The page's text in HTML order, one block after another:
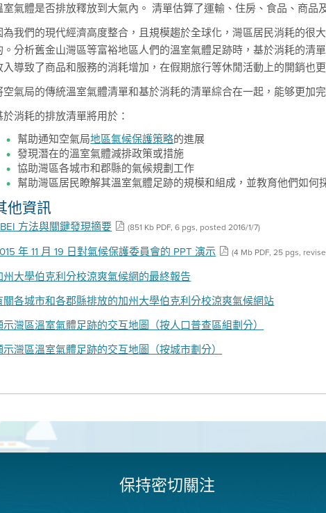
室氣體是否排放釋放到大氣內。 清單估算了運輸、住房、食品、商品
為我們的現代經濟高度整合，且規模趨於全球化，灣區居民消耗的很
。分析舊金山灣區等富裕地區人們的溫室氣體足跡時，基於消耗的清
入導致了商品和服務的消耗增加，在假期旅行等休閒活動上的開銷也更
空氣局的傳統溫室氣體清單和基於消耗的清單綜合在一起，能够更加
於消耗的排放清單將用於：
幫助通知空氣局地區氣候保護策略的進展
發現潛在的溫室氣體減排政策或措施
協助灣區各城市和郡縣的氣候規劃工作
幫助灣區居民瞭解其溫室氣體足跡的規模和組成，並教育他們如何
他資訊
方法與關鍵發現摘要 (851 Kb PDF, 6 pgs, posted 2016/1/7)
年 11 月 19 日對氣候保護委員會的 PPT 演示 (4 Mb PDF, 25 pgs,
州大學伯克利分校涼爽氣候網的最終報告
關各城市和各郡縣排放的加州大學伯克利分校涼爽氣候網站
示灣區溫室氣體足跡的交互地圖（按人口普查區組劃分）
示灣區溫室氣體足跡的交互地圖（按城市劃分）
保持密切關注